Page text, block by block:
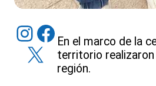
Instagram Facebook
X
En el marco de la
territorio
región.